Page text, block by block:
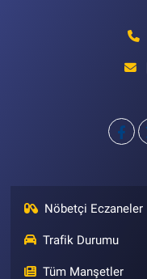
Nöbetçi Eczaneler
Trafik Durumu
Tüm Manşetler